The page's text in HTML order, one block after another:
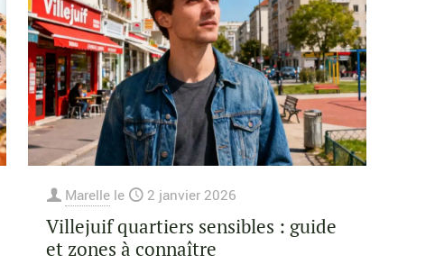
Marelle le 2 janvier 2026
Villejuif quartiers sensibles : guide
et zones à connaître